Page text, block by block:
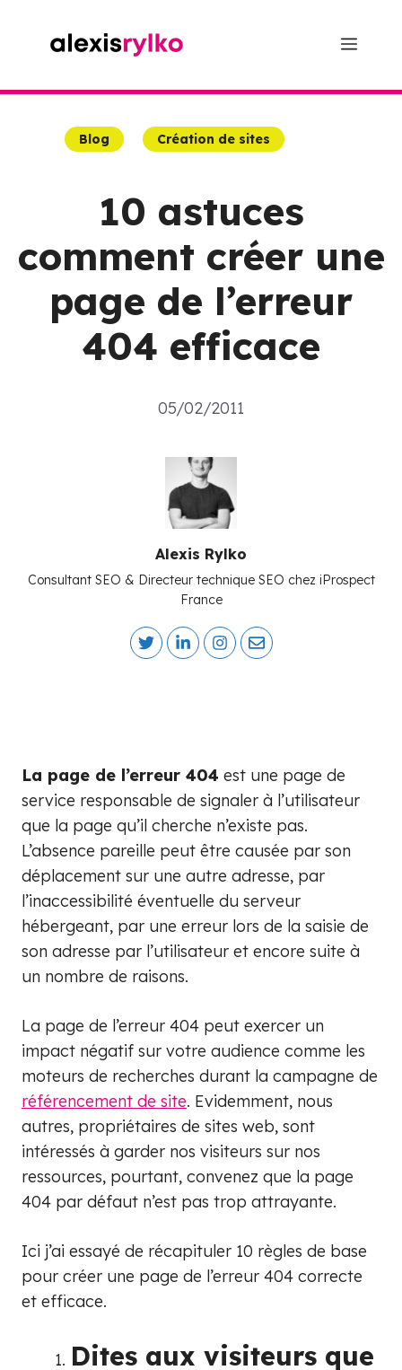
Menu
Blog Création de sites
10 astuces
comment créer une
page de l’erreur
404 efficace
05/02/2011
Alexis Rylko
Consultant SEO & Directeur technique SEO chez iProspect
France
La page de l’erreur 404 est une page de
service responsable de signaler à l’utilisateur
que la page qu’il cherche n’existe pas.
L’absence pareille peut être causée par son
déplacement sur une autre adresse, par
l’inaccessibilité éventuelle du serveur
hébergeant, par une erreur lors de la saisie de
son adresse par l’utilisateur et encore suite à
un nombre de raisons.
La page de l’erreur 404 peut exercer un
impact négatif sur votre audience comme les
moteurs de recherches durant la campagne de
référencement de site. Evidemment, nous
autres, propriétaires de sites web, sont
intéressés à garder nos visiteurs sur nos
ressources, pourtant, convenez que la page
404 par défaut n’est pas trop attrayante.
Ici j’ai essayé de récapituler 10 règles de base
pour créer une page de l’erreur 404 correcte
et efficace.
Dites aux visiteurs que